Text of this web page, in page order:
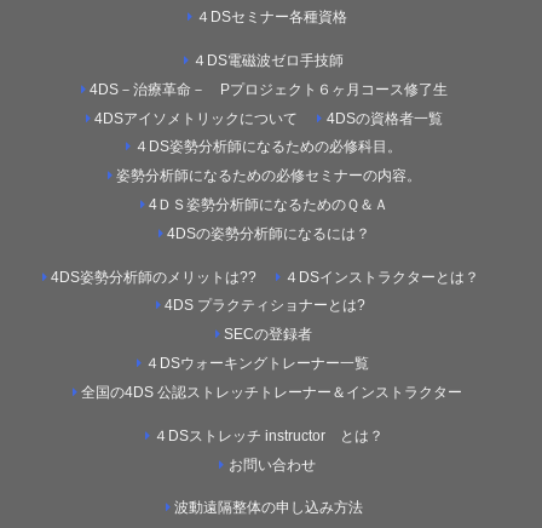
４DSセミナー各種資格
４DS電磁波ゼロ手技師
4DS－治療革命－ Pプロジェクト６ヶ月コース修了生
4DSアイソメトリックについて
4DSの資格者一覧
４DS姿勢分析師になるための必修科目。
姿勢分析師になるための必修セミナーの内容。
4ＤＳ姿勢分析師になるためのＱ＆Ａ
4DSの姿勢分析師になるには？
4DS姿勢分析師のメリットは??
４DSインストラクターとは？
4DS プラクティショナーとは?
SECの登録者
４DSウォーキングトレーナー一覧
全国の4DS 公認ストレッチトレーナー＆インストラクター
４DSストレッチ instructor とは？
お問い合わせ
波動遠隔整体の申し込み方法